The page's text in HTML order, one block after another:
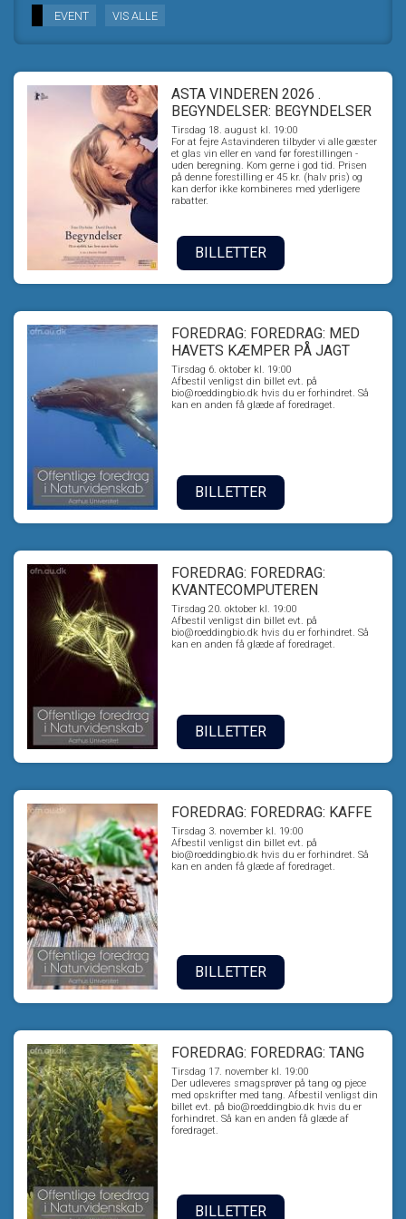
EVENT VIS ALLE
ASTA VINDEREN 2026 .
BEGYNDELSER: BEGYNDELSER
Tirsdag 18. august kl. 19:00
For at fejre Astavinderen tilbyder vi alle gæster
et glas vin eller en vand før forestillingen -
uden beregning. Kom gerne i god tid. Prisen
på denne forestilling er 45 kr. (halv pris) og
kan derfor ikke kombineres med yderligere
rabatter.
BILLETTER
FOREDRAG: FOREDRAG: MED
HAVETS KÆMPER PÅ JAGT
Tirsdag 6. oktober kl. 19:00
Afbestil venligst din billet evt. på
bio@roeddingbio.dk hvis du er forhindret. Så
kan en anden få glæde af foredraget.
BILLETTER
FOREDRAG: FOREDRAG:
KVANTECOMPUTEREN
Tirsdag 20. oktober kl. 19:00
Afbestil venligst din billet evt. på
bio@roeddingbio.dk hvis du er forhindret. Så
kan en anden få glæde af foredraget.
BILLETTER
FOREDRAG: FOREDRAG: KAFFE
Tirsdag 3. november kl. 19:00
Afbestil venligst din billet evt. på
bio@roeddingbio.dk hvis du er forhindret. Så
kan en anden få glæde af foredraget.
BILLETTER
FOREDRAG: FOREDRAG: TANG
Tirsdag 17. november kl. 19:00
Der udleveres smagsprøver på tang og pjece
med opskrifter med tang. Afbestil venligst din
billet evt. på bio@roeddingbio.dk hvis du er
forhindret. Så kan en anden få glæde af
foredraget.
BILLETTER